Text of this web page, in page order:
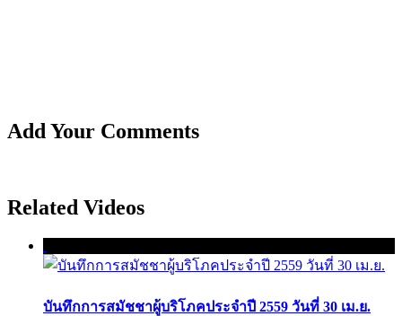
Add Your Comments
Related Videos
บันทึกการสมัชชาผู้บริโภคประจำปี 2559 วันที่ 30 เม.ย.